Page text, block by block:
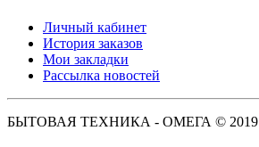
Личный кабинет
История заказов
Мои закладки
Рассылка новостей
БЫТОВАЯ ТЕХНИКА - ОМЕГА © 2019